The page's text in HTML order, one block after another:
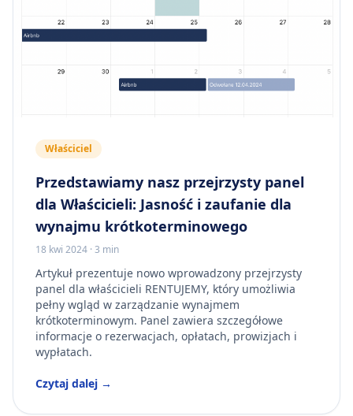
Właściciel
Przedstawiamy nasz przejrzysty panel
dla Właścicieli: Jasność i zaufanie dla
wynajmu krótkoterminowego
18 kwi 2024 ·3 min
Artykuł prezentuje nowo wprowadzony przejrzysty
panel dla właścicieli RENTUJEMY, który umożliwia
pełny wgląd w zarządzanie wynajmem
krótkoterminowym. Panel zawiera szczegółowe
informacje o rezerwacjach, opłatach, prowizjach i
wypłatach.
Czytaj dalej →